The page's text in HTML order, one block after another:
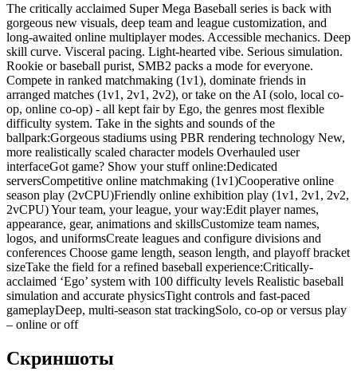
The critically acclaimed Super Mega Baseball series is back with
gorgeous new visuals, deep team and league customization, and
long-awaited online multiplayer modes. Accessible mechanics. Deep
skill curve. Visceral pacing. Light-hearted vibe. Serious simulation.
Rookie or baseball purist, SMB2 packs a mode for everyone.
Compete in ranked matchmaking (1v1), dominate friends in
arranged matches (1v1, 2v1, 2v2), or take on the AI (solo, local co-
op, online co-op) - all kept fair by Ego, the genres most flexible
difficulty system. Take in the sights and sounds of the
ballpark:Gorgeous stadiums using PBR rendering technology New,
more realistically scaled character models Overhauled user
interfaceGot game? Show your stuff online:Dedicated
serversCompetitive online matchmaking (1v1)Cooperative online
season play (2vCPU)Friendly online exhibition play (1v1, 2v1, 2v2,
2vCPU) Your team, your league, your way:Edit player names,
appearance, gear, animations and skillsCustomize team names,
logos, and uniformsCreate leagues and configure divisions and
conferences Choose game length, season length, and playoff bracket
sizeTake the field for a refined baseball experience:Critically-
acclaimed ‘Ego’ system with 100 difficulty levels Realistic baseball
simulation and accurate physicsTight controls and fast-paced
gameplayDeep, multi-season stat trackingSolo, co-op or versus play
– online or off
Скриншоты